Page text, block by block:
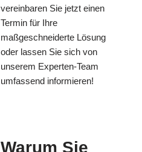
vereinbaren Sie jetzt einen
Termin für Ihre
maßgeschneiderte Lösung
oder lassen Sie sich von
unserem Experten-Team
umfassend informieren!
Warum Sie